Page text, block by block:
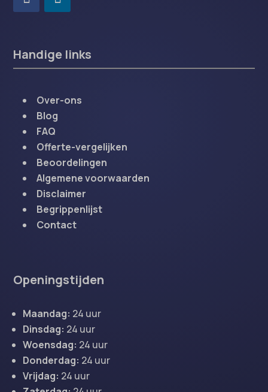
Handige links
Over-ons
Blog
FAQ
Offerte-vergelijken
Beoordelingen
Algemene voorwaarden
Disclaimer
Begrippenlijst
Contact
Openingstijden
Maandag: 24 uur
Dinsdag: 24 uur
Woensdag: 24 uur
Donderdag: 24 uur
Vrijdag: 24 uur